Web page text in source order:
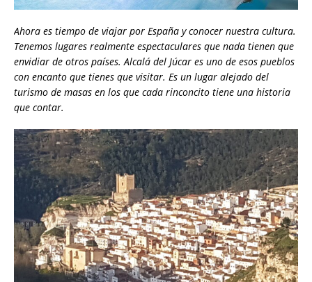
Ahora es tiempo de viajar por España y conocer nuestra cultura.
Tenemos lugares realmente espectaculares que nada tienen que
envidiar de otros países. Alcalá del Júcar es uno de esos pueblos
con encanto que tienes que visitar. Es un lugar alejado del
turismo de masas en los que cada rinconcito tiene una historia
que contar.